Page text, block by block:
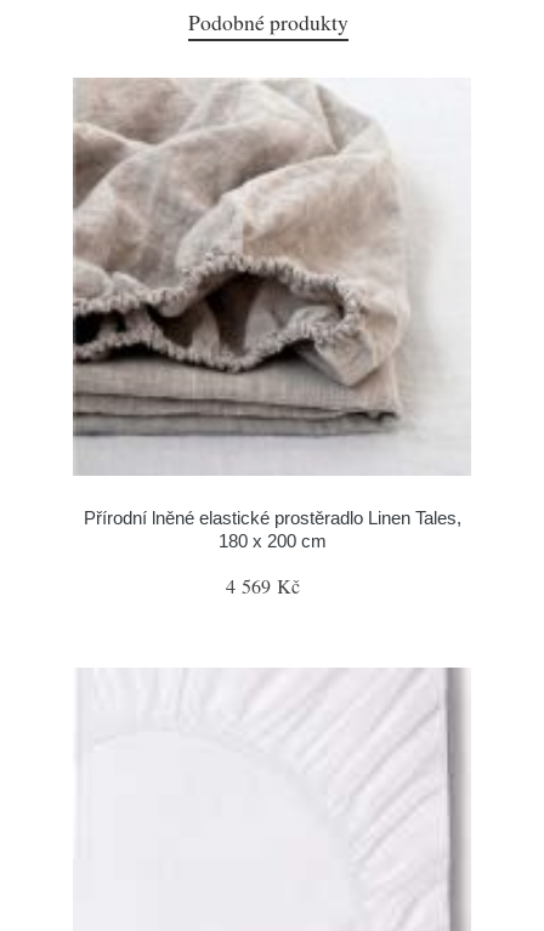
Podobné produkty
Přírodní lněné elastické prostěradlo Linen Tales,
180 x 200 cm
4 569 Kč